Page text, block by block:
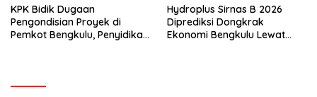
KPK Bidik Dugaan
Pengondisian Proyek di
Pemkot Bengkulu, Penyidikan
Hydroplus Sirnas B 2026
Diprediksi Dongkrak
Ekonomi Bengkulu Lewat